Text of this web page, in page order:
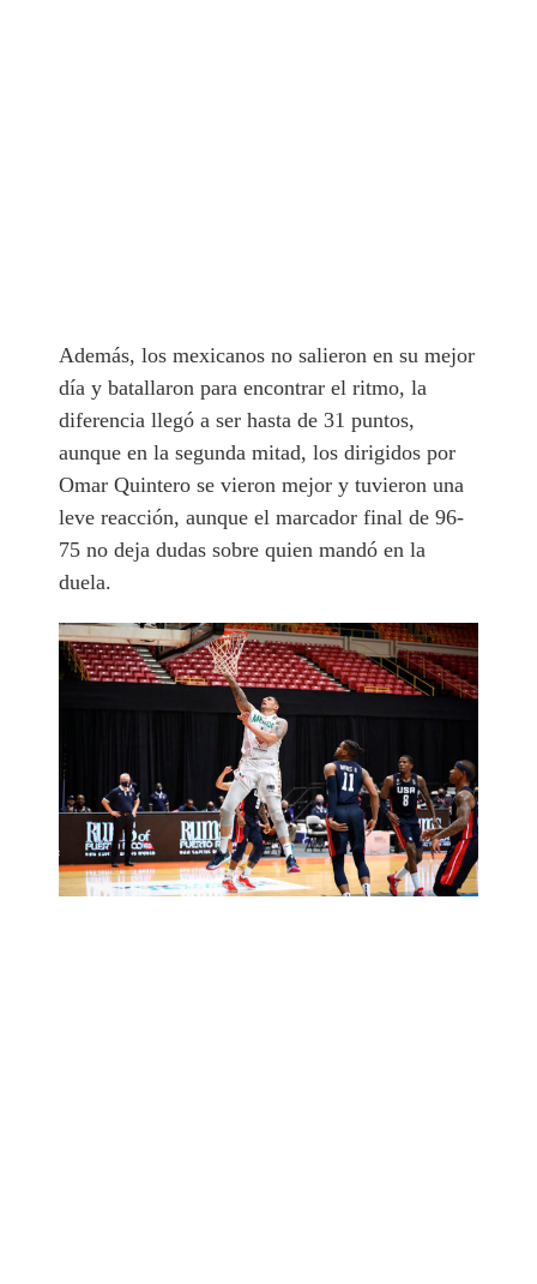
Además, los mexicanos no salieron en su mejor
día y batallaron para encontrar el ritmo, la
diferencia llegó a ser hasta de 31 puntos,
aunque en la segunda mitad, los dirigidos por
Omar Quintero se vieron mejor y tuvieron una
leve reacción, aunque el marcador final de 96-
75 no deja dudas sobre quien mandó en la
duela.